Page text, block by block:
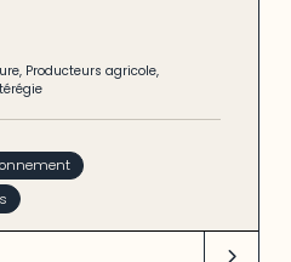
, Producteurs agricole,